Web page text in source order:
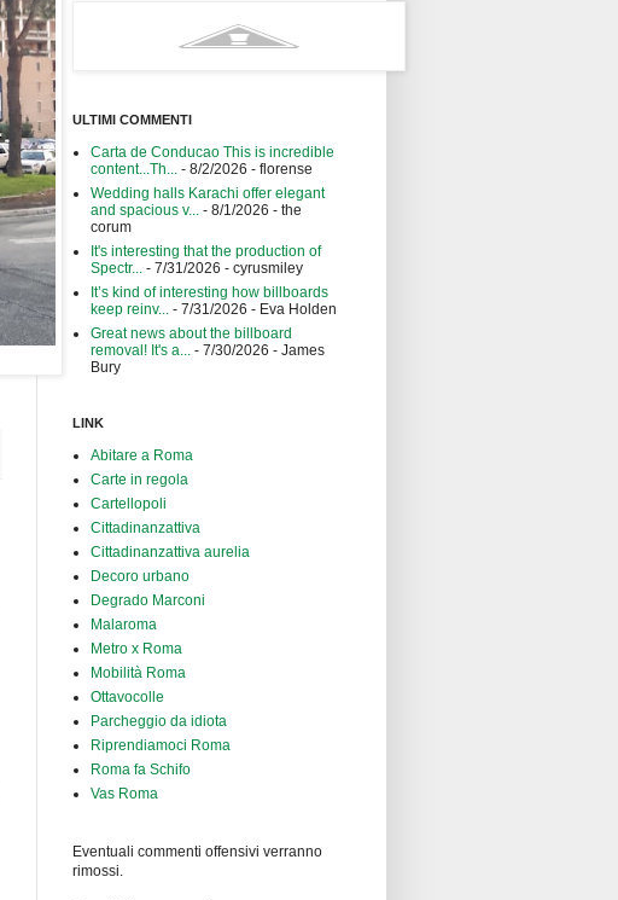
ULTIMI COMMENTI
Carta de Conducao This is incredible
content...Th... - 8/2/2026 - florense
Wedding halls Karachi offer elegant
and spacious v... - 8/1/2026 - the
corum
It's interesting that the production of
Spectr... - 7/31/2026 - cyrusmiley
It’s kind of interesting how billboards
keep reinv... - 7/31/2026 - Eva Holden
Great news about the billboard
removal! It's a... - 7/30/2026 - James
Bury
LINK
Abitare a Roma
Carte in regola
Cartellopoli
Cittadinanzattiva
Cittadinanzattiva aurelia
Decoro urbano
Degrado Marconi
Malaroma
Metro x Roma
Mobilità Roma
Ottavocolle
Parcheggio da idiota
Riprendiamoci Roma
Roma fa Schifo
Vas Roma
Eventuali commenti offensivi verranno
rimossi.